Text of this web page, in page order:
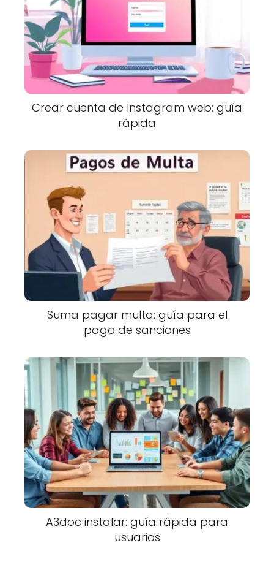
Crear cuenta de Instagram web: guía
rápida
Suma pagar multa: guía para el
pago de sanciones
A3doc instalar: guía rápida para
usuarios